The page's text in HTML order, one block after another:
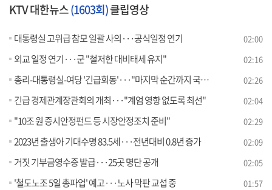
KTV 대한뉴스(1603회)클립영상
대통령실 고위급 참모 일괄 사의···공식일정 연기 02:00
외교 일정 연기···군 "철저한 대비태세 유지" 02:16
총리-대통령실-여당 '긴급회동'···"마지막 순간까지 국민 섬길 것" 02:26
긴급 경제관계장관회의 개최···"계엄 영향 없도록 최선" 02:04
"10조 원 증시안정펀드 등 시장안정조치 준비" 02:29
2023년 출생아 기대수명 83.5세···전년대비 0.8년 증가 02:09
거짓 기부금영수증 발급···25곳 명단 공개 02:05
'철도노조 5일 총파업' 예고···노사 막판 교섭 중 01:57